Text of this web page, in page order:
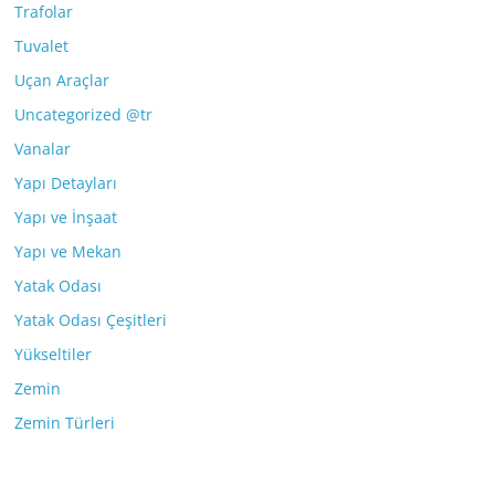
Trafolar
Tuvalet
Uçan Araçlar
Uncategorized @tr
Vanalar
Yapı Detayları
Yapı ve İnşaat
Yapı ve Mekan
Yatak Odası
Yatak Odası Çeşitleri
Yükseltiler
Zemin
Zemin Türleri